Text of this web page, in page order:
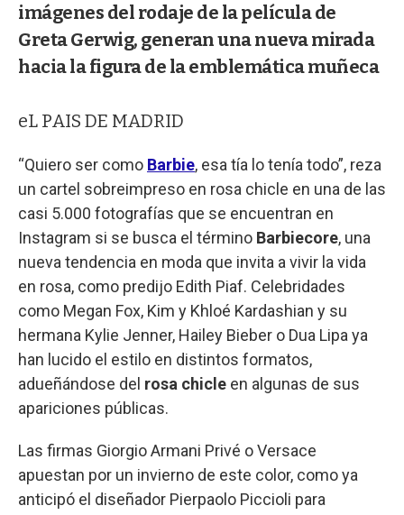
imágenes del rodaje de la película de
Greta Gerwig, generan una nueva mirada
hacia la figura de la emblemática muñeca
eL PAIS DE MADRID
“Quiero ser como Barbie, esa tía lo tenía todo”, reza
un cartel sobreimpreso en rosa chicle en una de las
casi 5.000 fotografías que se encuentran en
Instagram si se busca el término Barbiecore, una
nueva tendencia en moda que invita a vivir la vida
en rosa, como predijo Edith Piaf. Celebridades
como Megan Fox, Kim y Khloé Kardashian y su
hermana Kylie Jenner, Hailey Bieber o Dua Lipa ya
han lucido el estilo en distintos formatos,
adueñándose del rosa chicle en algunas de sus
apariciones públicas.
Las firmas Giorgio Armani Privé o Versace
apuestan por un invierno de este color, como ya
anticipó el diseñador Pierpaolo Piccioli para